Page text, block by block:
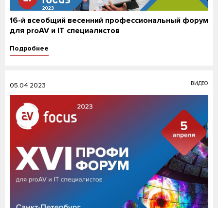
16-й всеобщий весенний профессиональный форум
для proAV и IT специалистов
Подробнее
05.04.2023 ВИДЕО